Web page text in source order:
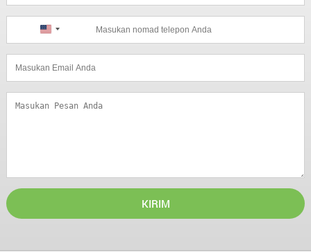
United
+1
KIRIM